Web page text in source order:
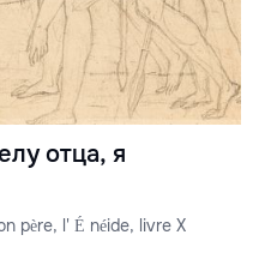
отца, я
père, l' É néide, livre X